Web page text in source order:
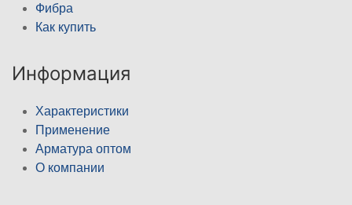
Фибра
Как купить
Информация
Характеристики
Применение
Арматура оптом
О компании